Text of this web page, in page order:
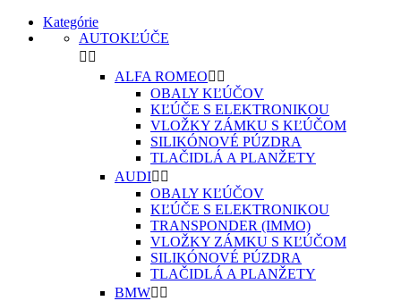
Kategórie
AUTOKĽÚČE
 
ALFA ROMEO 
OBALY KĽÚČOV
KĽÚČE S ELEKTRONIKOU
VLOŽKY ZÁMKU S KĽÚČOM
SILIKÓNOVÉ PÚZDRA
TLAČIDLÁ A PLANŽETY
AUDI 
OBALY KĽÚČOV
KĽÚČE S ELEKTRONIKOU
TRANSPONDER (IMMO)
VLOŽKY ZÁMKU S KĽÚČOM
SILIKÓNOVÉ PÚZDRA
TLAČIDLÁ A PLANŽETY
BMW 